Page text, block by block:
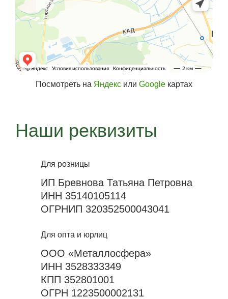
Посмотреть на Яндекс или Google картах
Наши реквизиты
Для розницы
ИП Бревнова Татьяна Петровна
ИНН 35140105114
ОГРНИП 320352500043041
Для опта и юрлиц
ООО «Металлосфера»
ИНН 3528333349
КПП 352801001
ОГРН 1223500002131